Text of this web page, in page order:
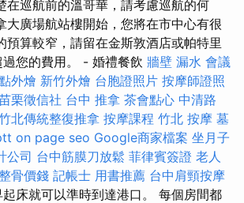
在巡航前的溫哥華，請考慮巡航的何
大廣場航站樓開始，您將在市中心有很
預算較窄，請留在金斯敦酒店或帕特里
您的費用。 - 婚禮餐飲 牆壁 漏水 會議
外燴 新竹外燴 台胞證照片 按摩師證照
栗徵信社 台中 推拿 茶會點心 中清路
北傳統整復推拿 按摩課程 竹北 按摩 墓
on page seo Google商家檔案 坐月子
公司 台中筋膜刀放鬆 菲律賓簽證 老人
骨價錢 記帳士 用書推薦 台中肩頸按摩
床就可以準時到達港口。 每個房間都